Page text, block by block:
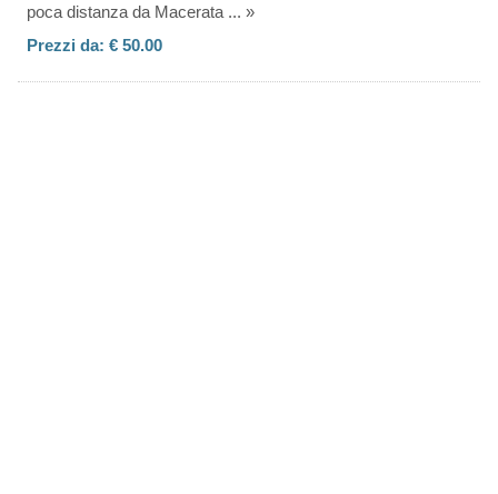
poca distanza da Macerata ... »
Prezzi da: € 50.00